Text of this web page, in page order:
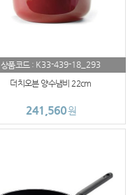
상품코드 : K33-439-18_293
더치오븐 양수냄비 22cm
241,560원